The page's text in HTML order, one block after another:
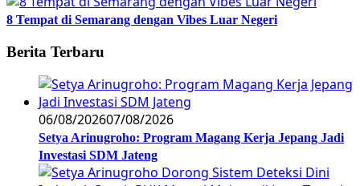
8 Tempat di Semarang dengan Vibes Luar Negeri
Berita Terbaru
06/08/202607/08/2026
Setya Arinugroho: Program Magang Kerja Jepang Jadi
Investasi SDM Jateng